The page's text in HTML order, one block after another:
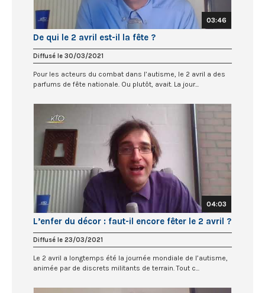
03:46
De qui le 2 avril est-il la fête ?
Diffusé le 30/03/2021
Pour les acteurs du combat dans l’autisme, le 2 avril a des
parfums de fête nationale. Ou plutôt, avait. La jour...
04:03
L’enfer du décor : faut-il encore fêter le 2 avril ?
Diffusé le 23/03/2021
Le 2 avril a longtemps été la journée mondiale de l’autisme,
animée par de discrets militants de terrain. Tout c...